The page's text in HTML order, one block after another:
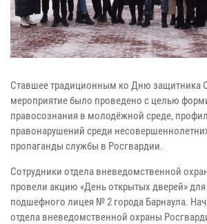
Ставшее традиционным ко Дню защитника
мероприятие было проведено с целью
правосознания в молодёжной среде,
правонарушений среди
пропаганды службы в Росгвардии.
Сотрудники отдела вневедомственной
провели акцию «День открытых дверей» для
подшефного лицея № 2 города Барнаула.
отдела вневедомственной охраны